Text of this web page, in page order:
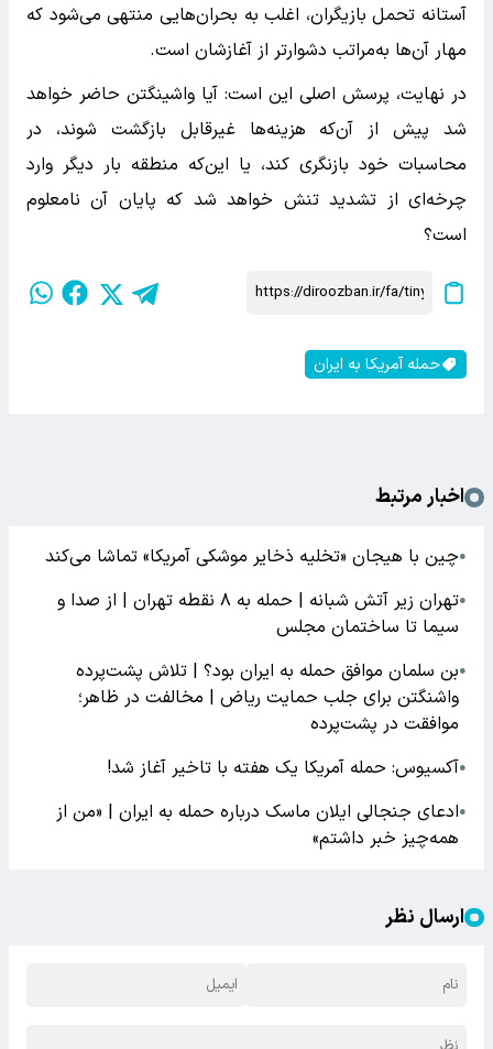
آستانه تحمل بازیگران، اغلب به بحران‌هایی منتهی می‌شود که
مهار آن‌ها به‌مراتب دشوارتر از آغازشان است.
در نهایت، پرسش اصلی این است: آیا واشینگتن حاضر خواهد
شد پیش از آن‌که هزینه‌ها غیرقابل بازگشت شوند، در
محاسبات خود بازنگری کند، یا این‌که منطقه بار دیگر وارد
چرخه‌ای از تشدید تنش خواهد شد که پایان آن نامعلوم
است؟
حمله آمریکا به ایران
اخبار مرتبط
●چین با هیجان «تخلیه ذخایر موشکی آمریکا» تماشا می‌کند
●
تهران زیر آتش شبانه | حمله به ۸ نقطه تهران | از صدا و
سیما تا ساختمان مجلس
●بن سلمان موافق حمله به ایران بود؟ | تلاش پشت‌پرده
واشنگتن برای جلب حمایت ریاض | مخالفت در ظاهر؛
موافقت در پشت‌پرده
●آکسیوس: حمله آمریکا یک هفته با تاخیر آغاز شد!
●ادعای جنجالی ایلان ماسک درباره حمله به ایران | «من از
همه‌چیز خبر داشتم»
ارسال نظر